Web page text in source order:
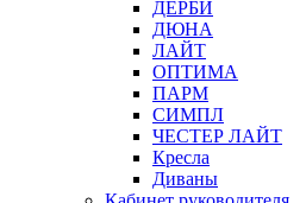
ДЕРБИ
ДЮНА
ЛАЙТ
ОПТИМА
ПАРМ
СИМПЛ
ЧЕСТЕР ЛАЙТ
Кресла
Диваны